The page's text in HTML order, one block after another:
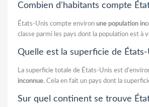
Combien d'habitants compte
États-Unis compte environ une population
classe parmi les pays dont la population est à
Quelle est la superficie de États-
La superficie totale de États-Unis est
inconnue. Cela en fait un pays dont la
Sur quel continent se trouve